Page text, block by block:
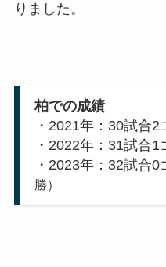
りました。
柏での成績
・2021年：30試合2
・2022年：31試合1
・2023年：32試合0
勝）